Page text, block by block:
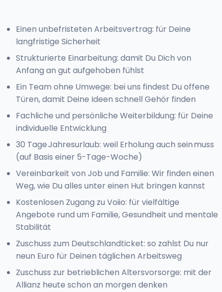
Einen unbefristeten Arbeitsvertrag: für Deine
langfristige Sicherheit
Strukturierte Einarbeitung: damit Du Dich von
Anfang an gut aufgehoben fühlst
Ein Team ohne Umwege: bei uns findest Du offene
Türen, damit Deine Ideen schnell Gehör finden
Fachliche und persönliche Weiterbildung: für Deine
individuelle Entwicklung
30 Tage Jahresurlaub: weil Erholung auch sein muss
(auf Basis einer 5-Tage-Woche)
Vereinbarkeit von Job und Familie: Wir finden einen
Weg, wie Du alles unter einen Hut bringen kannst
Kostenlosen Zugang zu Voiio: für vielfältige
Angebote rund um Familie, Gesundheit und mentale
Stabilität
Zuschuss zum Deutschlandticket: so zahlst Du nur
neun Euro für Deinen täglichen Arbeitsweg
Zuschuss zur betrieblichen Altersvorsorge: mit der
Allianz heute schon an morgen denken